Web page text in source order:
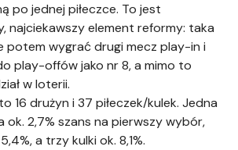
po jednej piłeczce. To jest
najciekawszy element reformy: taka
potem wygrać drugi mecz play-in i
play-offów jako nr 8, a mimo to
w loterii.
16 drużyn i 37 piłeczek/kulek. Jedna
ok. 2,7% szans na pierwszy wybór,
a trzy kulki ok. 8,1%.